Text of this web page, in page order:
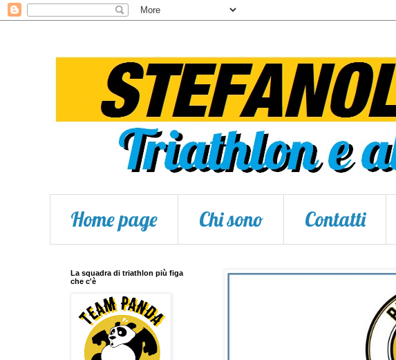
Home page Chi sono Contatti
La squadra di triathlon più figa
che c'è